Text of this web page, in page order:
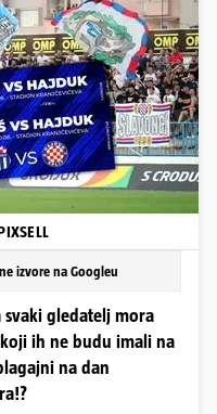
izvore na Googleu
svaki gledatelj mora
ih ne budu imali na
na dan